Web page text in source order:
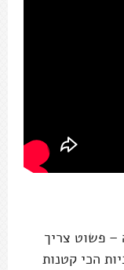
– פשוט צריך
הכי קטנות